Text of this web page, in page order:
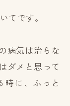
てです。
病気は治らな
ダメと思って
時に、ふっと